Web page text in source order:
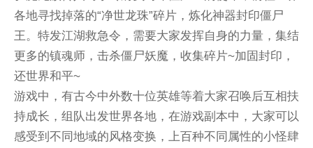
各地寻找掉落的“净世龙珠”碎片，炼化神器封印僵尸
王。特发江湖救急令，需要大家发挥自身的力量，集结
更多的镇魂师，击杀僵尸妖魔，收集碎片~加固封印，
还世界和平~
游戏中，有古今中外数十位英雄等着大家召唤后互相扶
持成长，组队出发世界各地，在游戏副本中，大家可以
感受到不同地域的风格变换，上百种不同属性的小怪肆